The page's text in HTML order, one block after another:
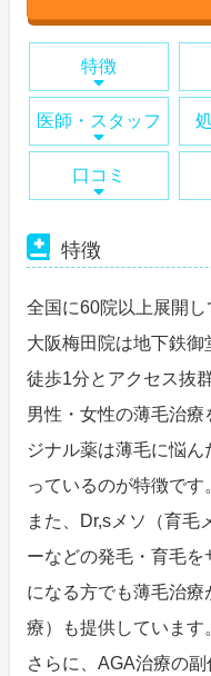
特徴
医師・スタッフ
口コミ
特徴
全国に60院以上展開し
大阪梅田院は地下鉄
徒歩1分とアクセス抜群
男性・女性の薄毛治療
ジナル薬は薄毛に悩
っているのが特徴です
また、Dr,sメソ（育毛
ーなどの発毛・育毛
になる方でも薄毛治
療）も提供しています
さらに、AGA治療の